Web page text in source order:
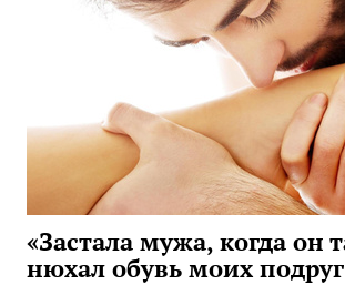
«Застала мужа, когда он
нюхал обувь моих